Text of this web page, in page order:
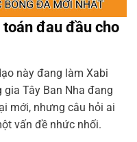
đau đầu cho
này đang làm Xabi
Tây Ban Nha đang
mới, nhưng câu hỏi ai
vấn đề nhức nhối.